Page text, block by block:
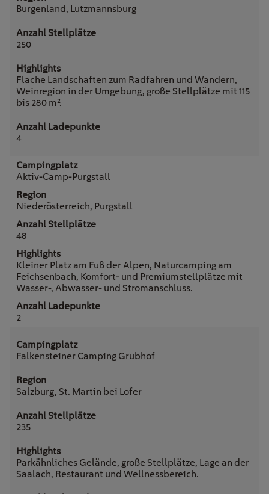
Burgenland, Lutzmannsburg
250
Flache Landschaften zum Radfahren und Wandern,
Weinregion in der Umgebung, große Stellplätze mit 115
bis 280 m².
4
Aktiv-Camp-Purgstall
Niederösterreich, Purgstall
48
Kleiner Platz am Fuß der Alpen, Naturcamping am
Feichsenbach, Komfort- und Premiumstellplätze mit
Wasser-, Abwasser- und Stromanschluss.
2
Falkensteiner Camping Grubhof
Salzburg, St. Martin bei Lofer
235
Parkähnliches Gelände, große Stellplätze, Lage an der
Saalach, Restaurant und Wellnessbereich.